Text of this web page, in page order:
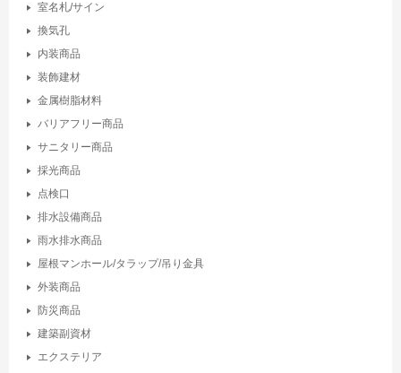
室名札/サイン
換気孔
内装商品
装飾建材
金属樹脂材料
バリアフリー商品
サニタリー商品
採光商品
点検口
排水設備商品
雨水排水商品
屋根マンホール/タラップ/吊り金具
外装商品
防災商品
建築副資材
エクステリア